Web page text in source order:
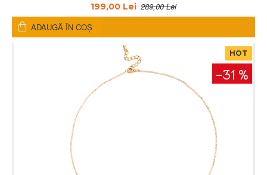
199,00 Lei 289,00 Lei
ADAUGĂ ÎN COŞ
HOT
-31 %